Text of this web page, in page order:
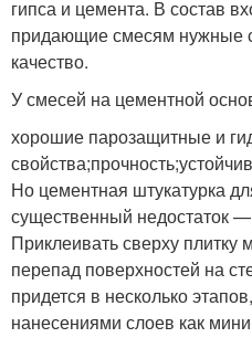
гипса и цемента. В состав
придающие смесям нужные
качество.
У смесей на цементной
хорошие парозащитные и
Но цементная штукатурка
существенный недостаток
Приклеивать сверху
перепад поверхностей на
придется в несколько
нанесениями слоев как